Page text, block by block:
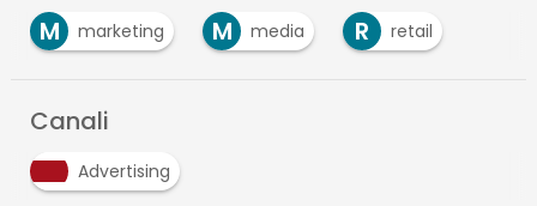
M
marketing M media R retail
Canali
Advertising